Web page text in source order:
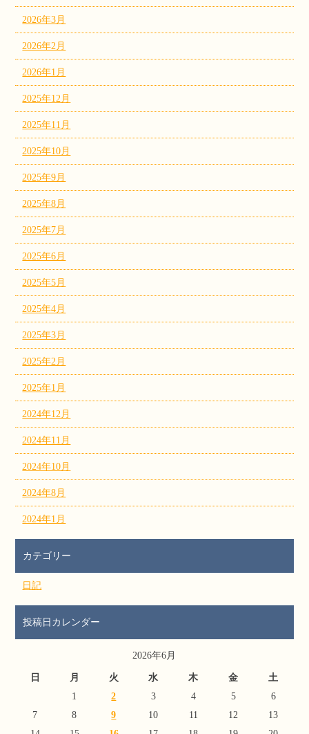
2026年3月
2026年2月
2026年1月
2025年12月
2025年11月
2025年10月
2025年9月
2025年8月
2025年7月
2025年6月
2025年5月
2025年4月
2025年3月
2025年2月
2025年1月
2024年12月
2024年11月
2024年10月
2024年8月
2024年1月
カテゴリー
日記
投稿日カレンダー
2026年6月
日 月 火 水 木 金
土
1
2 3 4 5
6
7
8 9 10 11 12
13